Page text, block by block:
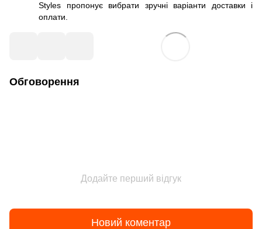
Styles пропонує вибрати зручні варіанти доставки і
оплати.
Обговорення
Додайте перший відгук
Новий коментар